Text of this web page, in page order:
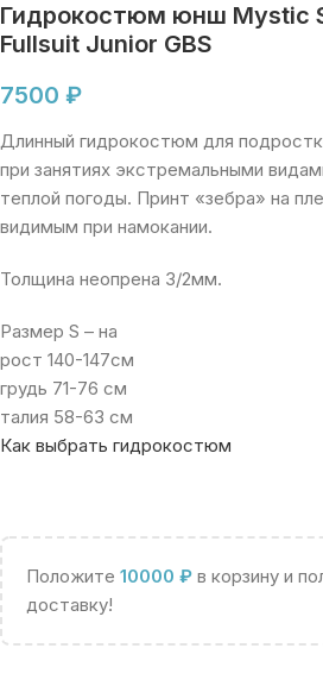
Гидрокостюм юнш Mystic
Fullsuit Junior GBS
7500 ₽
Длинный гидрокостюм для
при занятиях экстремальными
теплой погоды. Принт «зебра» на
видимым при намокании.
Толщина неопрена 3/2мм.
Размер S – на
рост 140-147см
грудь 71-76 см
талия 58-63 см
Как выбрать гидрокостюм
Положите 10000 ₽ в корзину и
доставку!